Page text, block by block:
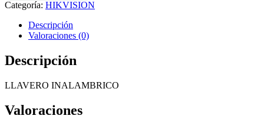
Categoría: HIKVISION
Descripción
Valoraciones (0)
Descripción
LLAVERO INALAMBRICO
Valoraciones